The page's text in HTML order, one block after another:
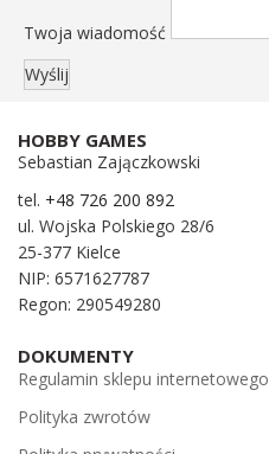
Twoja wiadomość
HOBBY GAMES
Sebastian Zajączkowski
tel. +48 726 200 892
ul. Wojska Polskiego 28/6
25-377 Kielce
NIP: 6571627787
Regon: 290549280
DOKUMENTY
Regulamin sklepu internetowego
Polityka zwrotów